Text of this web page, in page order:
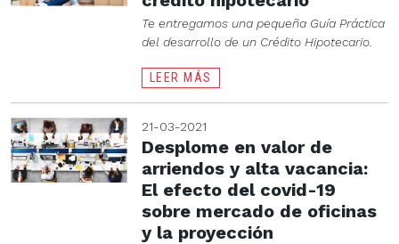
Te entregamos una pequeña Guía Práctica
del desarrollo de un Crédito Hipotecario.
LEER MÁS
21-03-2021
Desplome en valor de
arriendos y alta vacancia:
El efecto del covid-19
sobre mercado de oficinas
y la proyección